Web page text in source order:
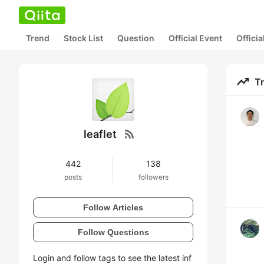
Trend Stock List Question Official Event
leaflet rss_feed
442
posts
138
followers
Follow Articles
Follow Questions
Login and follow tags to see the latest inf
trending_up